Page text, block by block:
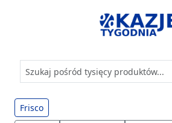
złap
Frisco